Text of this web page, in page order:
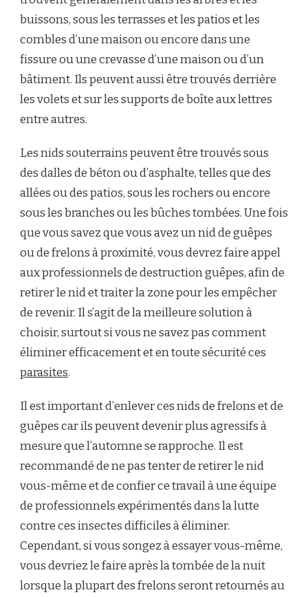
buissons, sous les terrasses et les patios et les
combles d’une maison ou encore dans une
fissure ou une crevasse d’une maison ou d’un
bâtiment. Ils peuvent aussi être trouvés derrière
les volets et sur les supports de boîte aux lettres
entre autres.
Les nids souterrains peuvent être trouvés sous
des dalles de béton ou d’asphalte, telles que des
allées ou des patios, sous les rochers ou encore
sous les branches ou les bûches tombées. Une fois
que vous savez que vous avez un nid de guêpes
ou de frelons à proximité, vous devrez faire appel
aux professionnels de destruction guêpes, afin de
retirer le nid et traiter la zone pour les empêcher
de revenir. Il s’agit de la meilleure solution à
choisir, surtout si vous ne savez pas comment
éliminer efficacement et en toute sécurité ces
parasites.
Il est important d’enlever ces nids de frelons et de
guêpes car ils peuvent devenir plus agressifs à
mesure que l’automne se rapproche. Il est
recommandé de ne pas tenter de retirer le nid
vous-même et de confier ce travail à une équipe
de professionnels expérimentés dans la lutte
contre ces insectes difficiles à éliminer.
Cependant, si vous songez à essayer vous-même,
vous devriez le faire après la tombée de la nuit
lorsque la plupart des frelons seront retournés au